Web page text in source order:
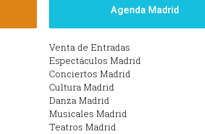
Agenda Madrid
Venta de Entradas
Espectáculos Madrid
Conciertos Madrid
Cultura Madrid
Danza Madrid
Musicales Madrid
Teatros Madrid